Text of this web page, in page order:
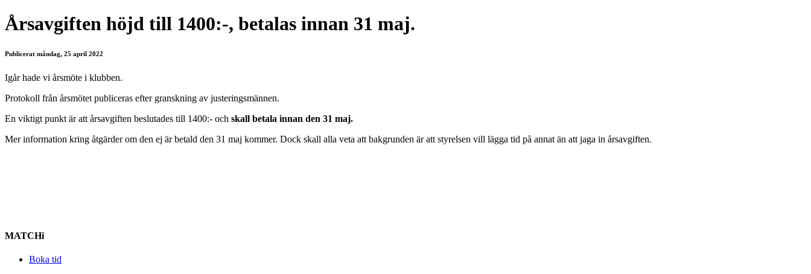
Årsavgiften höjd till 1400:-, betalas innan 31 maj.
Publicerat måndag, 25 april 2022
Igår hade vi årsmöte i klubben.
Protokoll från årsmötet publiceras efter granskning av justeringsmännen.
En viktigt punkt är att årsavgiften beslutades till 1400:- och skall betala innan den 31 maj.
Mer information kring åtgärder om den ej är betald den 31 maj kommer. Dock skall alla veta att bakgrunden är att styrelsen vill lägga tid på annat än att jaga in årsavgiften.
MATCHi
Boka tid